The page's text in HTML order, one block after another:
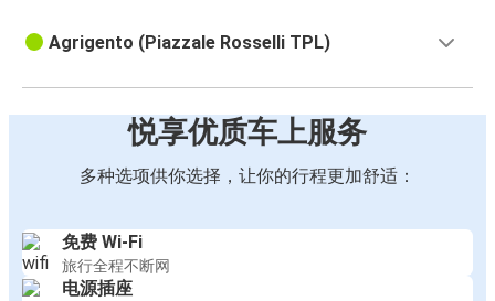
Agrigento (Piazzale Rosselli TPL)
悦享优质车上服务
多种选项供你选择，让你的行程更加舒适：
免费 Wi-Fi
旅行全程不断网
电源插座